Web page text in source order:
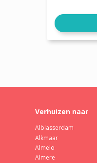
Verhuizen naar
Alblasserdam
Alkmaar
Almelo
Almere